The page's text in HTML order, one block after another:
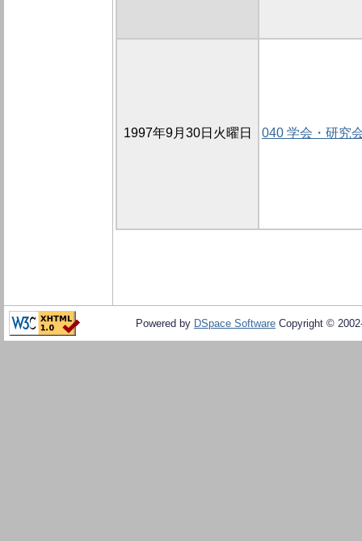
1997年9月30日火曜日 040 学会・研究
Powered by DSpace Software Copyright ©